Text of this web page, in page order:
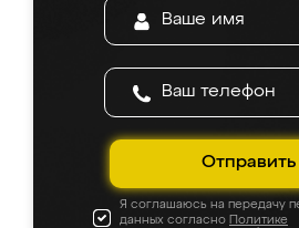
Отправить
Я соглашаюсь на передачу
данных согласно Политике